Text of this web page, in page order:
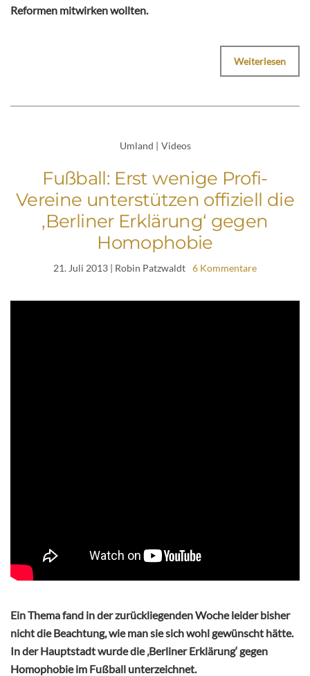
Reformen mitwirken wollten.
Weiterlesen
Umland | Videos
Fußball: Erst wenige Profi-
Vereine unterstützen offiziell die
‚Berliner Erklärung‘ gegen
Homophobie
21. Juli 2013 | Robin Patzwaldt 6 Kommentare
Ein Thema fand in der zurückliegenden Woche leider bisher
nicht die Beachtung, wie man sie sich wohl gewünscht hätte.
In der Hauptstadt wurde die ‚Berliner Erklärung‘ gegen
Homophobie im Fußball unterzeichnet.